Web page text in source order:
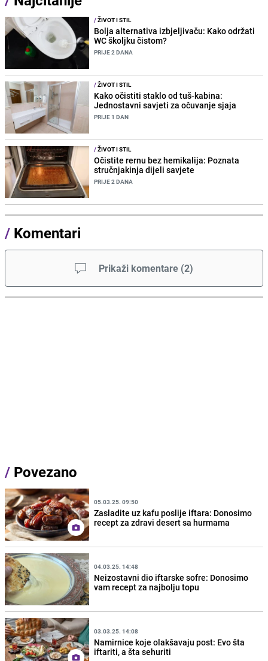
/ŽIVOT I STIL
Bolja alternativa izbjeljivaču: Kako održati
WC školjku čistom?
PRIJE 2 DANA
/ŽIVOT I STIL
Kako očistiti staklo od tuš-kabina:
Jednostavni savjeti za očuvanje sjaja
PRIJE 1 DAN
/ŽIVOT I STIL
Očistite rernu bez hemikalija: Poznata
stručnjakinja dijeli savjete
PRIJE 2 DANA
/ Komentari
Prikaži komentare (2)
/ Povezano
05.03.25. 09:50
Zasladite uz kafu poslije iftara: Donosimo
recept za zdravi desert sa hurmama
04.03.25. 14:48
Neizostavni dio iftarske sofre: Donosimo
vam recept za najbolju topu
03.03.25. 14:08
Namirnice koje olakšavaju post: Evo šta
iftariti, a šta sehuriti